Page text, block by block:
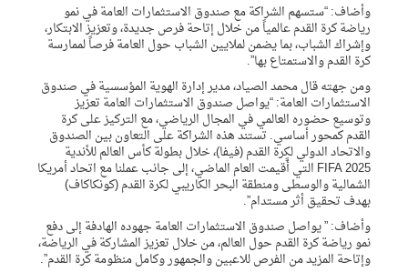
وأضاف: “ستسهم الشراكة مع صندوق الاستثمارات العامة في نمو
رياضة كرة القدم عالمياً من خلال إتاحة فرص جديدة، وتعزيز الابتكار،
وإشراك الشباب، بما يضمن لملايين الشباب حول العامة فرصاً لممارسة
كرة القدم والاستمتاع بها”.
ومن جهته قال محمد الصياد، مدير إدارة الهوية المؤسسية في صندوق
الاستثمارات العامة: “يواصل صندوق الاستثمارات العامة تعزيز
وتوسيع حضوره العالمي في المجال الرياضي، مع التركيز على كرة
القدم كمحور أساسي. تستند هذه الشراكة على التعاون بين الصندوق
والاتحاد الدولي لكرة القدم (فيفا)، خلال بطولة كأس العالم للأندية
FIFA 2025 التي أًقيمت العام الماضي، إلى جانب عملنا مع اتحاد أمريكا
الشمالية والوسطى ومنطقة البحر الكاريبي لكرة القدم (كونكاكاف)
بهدف تحقيق أثر مستدام”.
وأضاف: ” يواصل صندوق الاستثمارات العامة جهوده الهادفة إلى دفع
نمو رياضة كرة القدم حول العالم، من خلال تعزيز المشاركة في الرياضة،
وإتاحة المزيد من الفرص للاعبين والجمهور وكامل منظومة كرة القدم”.